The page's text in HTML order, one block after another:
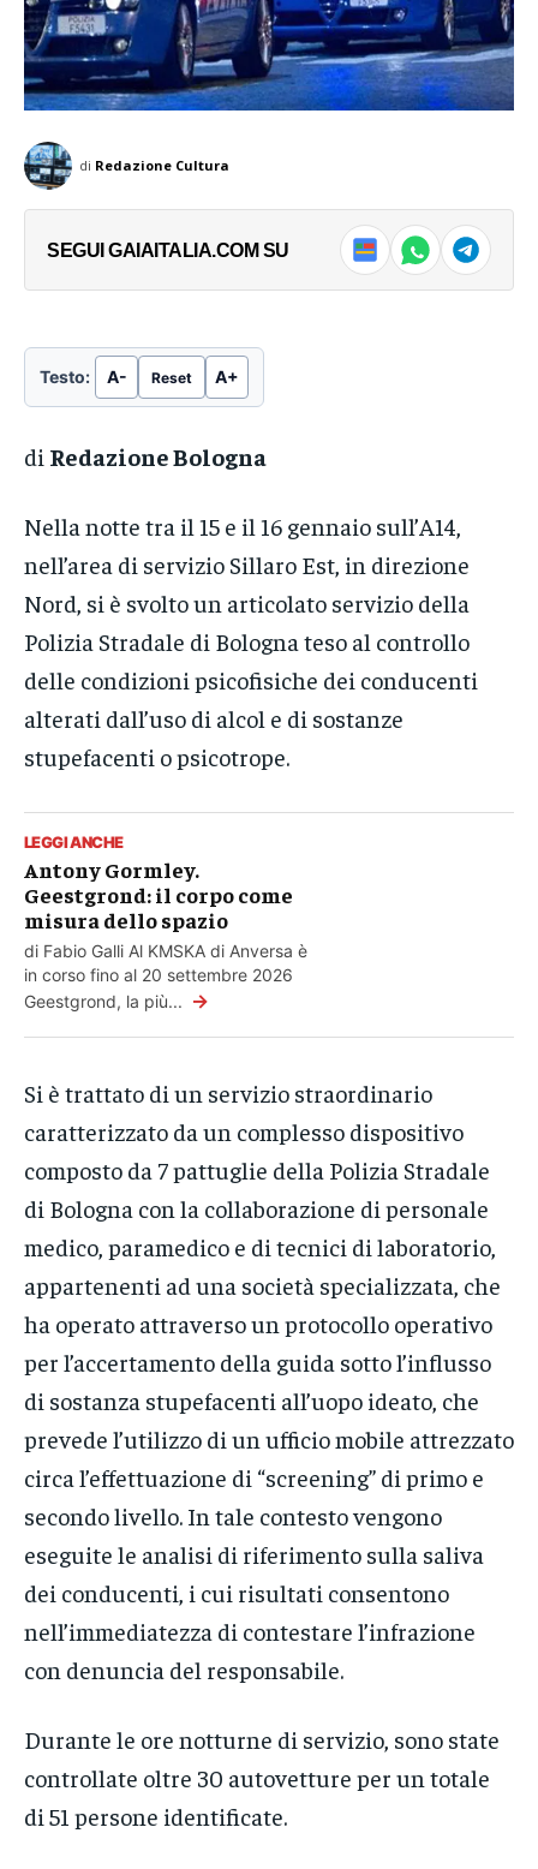
corpo come misura dello spazio
di Fabio Galli Al KMSKA di Anversa è in
corso fino al 20 settembre 2026
Geestgrond, la più...→
corpo come misura dello spazio
di Fabio Galli Al KMSKA di Anversa è in
corso fino al 20 settembre 2026
Geestgrond, la più...→
di Redazione Cultura
SEGUI GAIAITALIA.COM SU
Testo: A- Reset A+
di Redazione Bologna
Nella notte tra il 15 e il 16 gennaio sull’A14,
nell’area di servizio Sillaro Est, in direzione
Nord, si è svolto un articolato servizio della
Polizia Stradale di Bologna teso al controllo
delle condizioni psicofisiche dei conducenti
alterati dall’uso di alcol e di sostanze
stupefacenti o psicotrope.
LEGGI ANCHE
Antony Gormley.
Geestgrond: il corpo come
misura dello spazio
di Fabio Galli Al KMSKA di Anversa è
in corso fino al 20 settembre 2026
Geestgrond, la più... →
Si è trattato di un servizio straordinario
caratterizzato da un complesso dispositivo
composto da 7 pattuglie della Polizia Stradale
di Bologna con la collaborazione di personale
medico, paramedico e di tecnici di laboratorio,
appartenenti ad una società specializzata, che
ha operato attraverso un protocollo operativo
per l’accertamento della guida sotto l’influsso
di sostanza stupefacenti all’uopo ideato, che
prevede l’utilizzo di un ufficio mobile attrezzato
circa l’effettuazione di “screening” di primo e
secondo livello. In tale contesto vengono
eseguite le analisi di riferimento sulla saliva
dei conducenti, i cui risultati consentono
nell’immediatezza di contestare l’infrazione
con denuncia del responsabile.
Durante le ore notturne di servizio, sono state
controllate oltre 30 autovetture per un totale
di 51 persone identificate.